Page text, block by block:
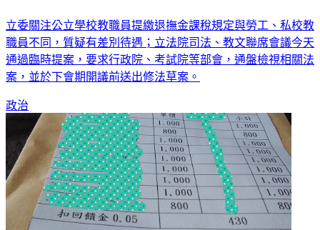
立委關注公立學校教職員提繳退撫金課稅規定與勞工、私校教
職員不同，質疑有差別待遇；立法院司法、教文聯席會議今天
通過臨時提案，要求行政院、考試院等部會，通盤檢視相關法
案，並於下會期開議前送出修法草案。
政治